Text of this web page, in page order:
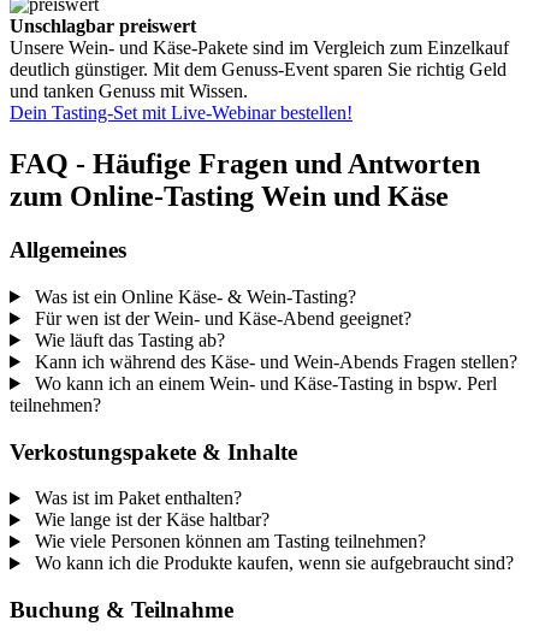
Unschlagbar preiswert
Unsere Wein- und Käse-Pakete sind im Vergleich zum Einzelkauf
deutlich günstiger. Mit dem Genuss-Event sparen Sie richtig Geld
und tanken Genuss mit Wissen.
Dein Tasting-Set mit Live-Webinar bestellen!
FAQ - Häufige Fragen und Antworten
zum Online-Tasting Wein und Käse
Allgemeines
Was ist ein Online Käse- & Wein-Tasting?
Für wen ist der Wein- und Käse-Abend geeignet?
Wie läuft das Tasting ab?
Kann ich während des Käse- und Wein-Abends Fragen stellen?
Wo kann ich an einem Wein- und Käse-Tasting in bspw. Perl
teilnehmen?
Verkostungspakete & Inhalte
Was ist im Paket enthalten?
Wie lange ist der Käse haltbar?
Wie viele Personen können am Tasting teilnehmen?
Wo kann ich die Produkte kaufen, wenn sie aufgebraucht sind?
Buchung & Teilnahme